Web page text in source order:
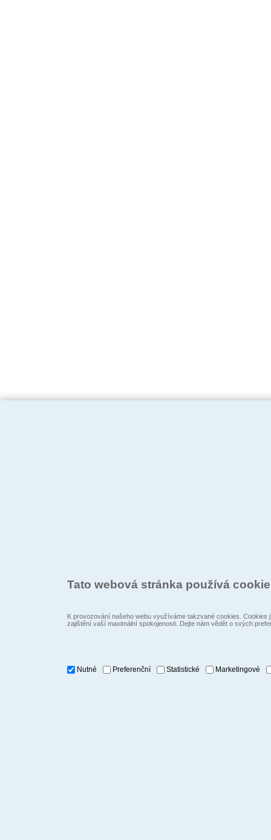
Tato webová stránka používá
K provozování našeho webu využíváme takzvané cookies.
zajištění vaší maximální spokojenosti. Dejte nám vědět o svých
Nutné Preferenční Statistické Marketingové